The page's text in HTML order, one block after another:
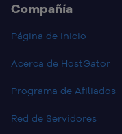
Compañía
Página de inicio
Acerca de HostGator
Programa de Afiliados
Red de Servidores